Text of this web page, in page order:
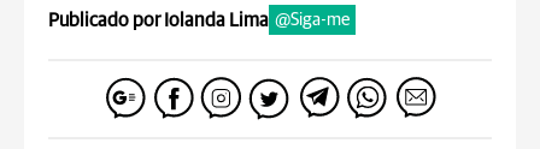
Publicado por Iolanda Lima @Siga-me